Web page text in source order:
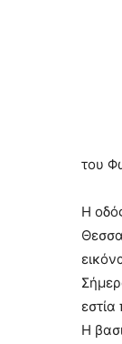
του
Η
Η